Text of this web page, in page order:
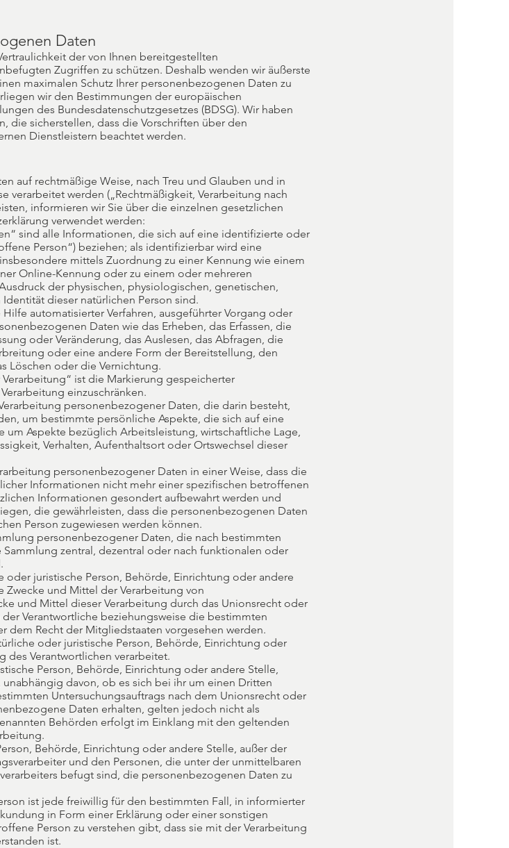
Daten
der von Ihnen bereitgestellten
Zugriffen zu schützen. Deshalb wenden wir äußerste
maximalen Schutz Ihrer personenbezogenen Daten zu
wir den Bestimmungen der europäischen
des Bundesdatenschutzgesetzes (BDSG). Wir haben
die sicherstellen, dass die Vorschriften über den
Dienstleistern beachtet werden.
auf rechtmäßige Weise, nach Treu und Glauben und in
verarbeitet werden („Rechtmäßigkeit, Verarbeitung nach
informieren wir Sie über die einzelnen gesetzlichen
verwendet werden:
sind alle Informationen, die sich auf eine identifizierte oder
Person“) beziehen; als identifizierbar wird eine
mittels Zuordnung zu einer Kennung wie einem
Online-Kennung oder zu einem oder mehreren
der physischen, physiologischen, genetischen,
dieser natürlichen Person sind.
automatisierter Verfahren, ausgeführter Vorgang oder
Daten wie das Erheben, das Erfassen, die
oder Veränderung, das Auslesen, das Abfragen, die
oder eine andere Form der Bereitstellung, den
Löschen oder die Vernichtung.
ist die Markierung gespeicherter
einzuschränken.
personenbezogener Daten, die darin besteht,
um bestimmte persönliche Aspekte, die sich auf eine
um Aspekte bezüglich Arbeitsleistung, wirtschaftliche Lage,
Verhalten, Aufenthaltsort oder Ortswechsel dieser
personenbezogener Daten in einer Weise, dass die
Informationen nicht mehr einer spezifischen betroffenen
Informationen gesondert aufbewahrt werden und
die gewährleisten, dass die personenbezogenen Daten
Person zugewiesen werden können.
personenbezogener Daten, die nach bestimmten
zentral, dezentral oder nach funktionalen oder
oder juristische Person, Behörde, Einrichtung oder andere
und Mittel der Verarbeitung von
und Mittel dieser Verarbeitung durch das Unionsrecht oder
Verantwortliche beziehungsweise die bestimmten
dem Recht der Mitgliedstaaten vorgesehen werden.
oder juristische Person, Behörde, Einrichtung oder
des Verantwortlichen verarbeitet.
Person, Behörde, Einrichtung oder andere Stelle,
davon, ob es sich bei ihr um einen Dritten
Untersuchungsauftrags nach dem Unionsrecht oder
Daten erhalten, gelten jedoch nicht als
Behörden erfolgt im Einklang mit den geltenden
Behörde, Einrichtung oder andere Stelle, außer der
und den Personen, die unter der unmittelbaren
befugt sind, die personenbezogenen Daten zu
ist jede freiwillig für den bestimmten Fall, in informierter
in Form einer Erklärung oder einer sonstigen
Person zu verstehen gibt, dass sie mit der Verarbeitung
ist.